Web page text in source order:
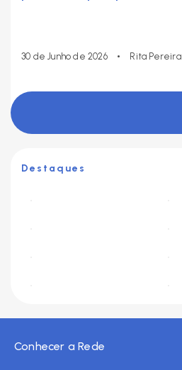
30 de Junho de 2026 • Rita Pereira
Destaques
Conhecer a Rede